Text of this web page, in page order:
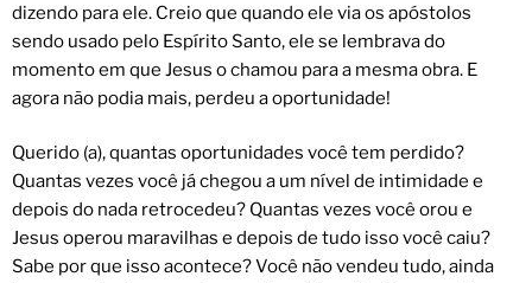
dizendo para ele. Creio que quando ele via os apóstolos
sendo usado pelo Espírito Santo, ele se lembrava do
momento em que Jesus o chamou para a mesma obra. E
agora não podia mais, perdeu a oportunidade!
Querido (a), quantas oportunidades você tem perdido?
Quantas vezes você já chegou a um nível de intimidade e
depois do nada retrocedeu? Quantas vezes você orou e
Jesus operou maravilhas e depois de tudo isso você caiu?
Sabe por que isso acontece? Você não vendeu tudo, ainda